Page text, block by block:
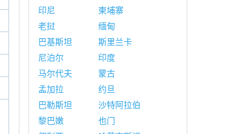
印尼
柬埔寨
老挝
缅甸
巴基斯坦
斯里兰卡
尼泊尔
印度
马尔代夫
蒙古
孟加拉
约旦
巴勒斯坦
沙特阿拉伯
黎巴嫩
也门